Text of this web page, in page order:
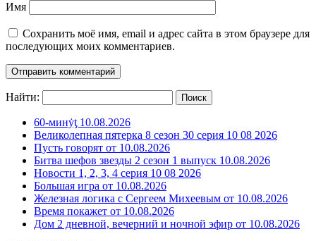
Имя
Сохранить моё имя, email и адрес сайта в этом браузере для
последующих моих комментариев.
Найти:
60-минẏƫ 10.08.2026
Великолепная пятерка 8 сезон 30 серия 10 08 2026
Пусть говорят от 10.08.2026
Битва шефов звезды 2 сезон 1 выпуск 10.08.2026
Новости 1, 2, 3, 4 серия 10 08 2026
Большая игра от 10.08.2026
Железная логика с Сергеем Михеевым от 10.08.2026
Время покажет от 10.08.2026
Дом 2 дневной, вечерний и ночной эфир от 10.08.2026